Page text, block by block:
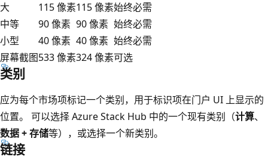
大
115 像素115 像素始终必需
中等
90 像素 90 像素 始终必需
小型
40 像素 40 像素 始终必需
屏幕截图533 像素324 像素可选
类别
应为每个市场项标记一个类别，用于标识项在门户 UI 上显示的
位置。 可以选择 Azure Stack Hub 中的一个现有类别（计算、
数据 + 存储等），或选择一个新类别。
链接